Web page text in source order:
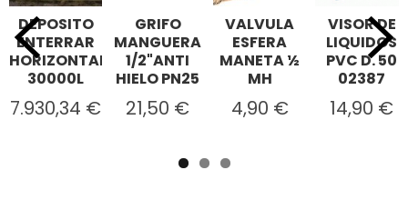
DEPOSITO
ENTERRAR
HORIZONTAL
30000L
7.930,34 €
GRIFO
MANGUERA
1/2"ANTI
HIELO PN25
21,50 €
VALVULA
ESFERA
MANETA ½
MH
4,90 €
VISOR DE
LIQUIDOS
PVC D. 50
02387
14,90 €